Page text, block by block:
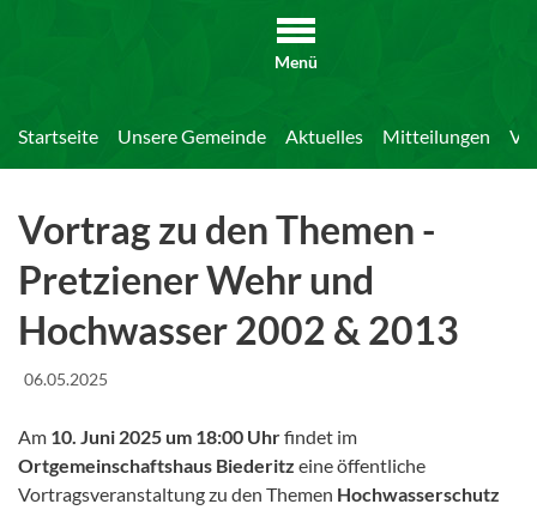
Menü
Startseite Unsere Gemeinde Aktuelles Mitteilungen
Vortrag zu den Themen -
Pretziener Wehr und
Hochwasser 2002 & 2013
06.05.2025
Am 10. Juni 2025 um 18:00 Uhrfindet im
Ortgemeinschaftshaus Biederitz eine öffentliche
Vortragsveranstaltung zu den Themen Hochwasserschutz